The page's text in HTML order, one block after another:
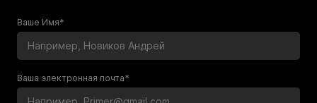
Ваше Имя*
Ваша электронная почта*